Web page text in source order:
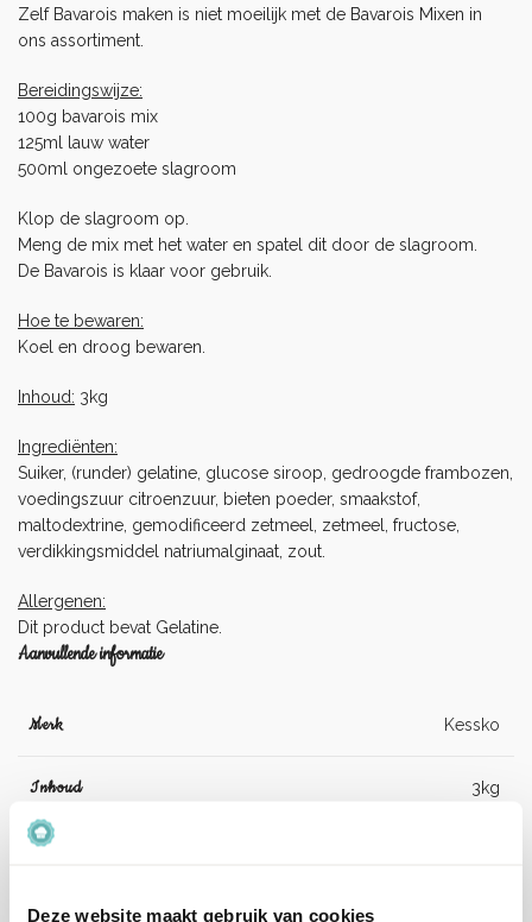
Deze website maakt gebruik van cookies
Zelf Bavarois maken is niet moeilijk met de Bavarois Mixen in
ons assortiment.
Bereidingswijze:
100g bavarois mix
125ml lauw water
500ml ongezoete slagroom
Klop de slagroom op.
Meng de mix met het water en spatel dit door de slagroom.
De Bavarois is klaar voor gebruik.
Hoe te bewaren:
Koel en droog bewaren.
Inhoud: 3kg
Ingrediënten:
Suiker, (runder) gelatine, glucose siroop, gedroogde frambozen,
voedingszuur citroenzuur, bieten poeder, smaakstof,
maltodextrine, gemodificeerd zetmeel, zetmeel, fructose,
verdikkingsmiddel natriumalginaat, zout.
Allergenen:
Dit product bevat Gelatine.
Aanvullende informatie
Merk Kessko
Inhoud 3kg
Ingrediënten